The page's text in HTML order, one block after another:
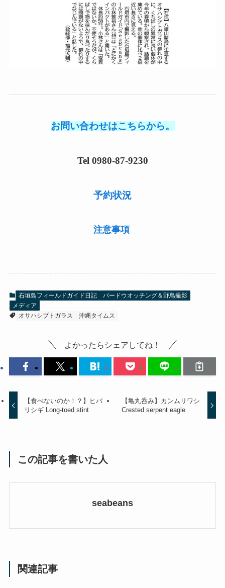
お問い合わせはこちらから。
Tel 0980-87-9230
予約状況
注意事項
石垣島フィールドガイド日記
バードウオッチング＆野鳥撮影
メディア
オサハシブトガラス
沖縄タイムス
よかったらシェアしてね！
【食べないのか！？】ヒバ
リシギ Long-toed stint
【亀丸呑み】カンムリワシ
Crested serpent eagle
この記事を書いた人
seabeans
関連記事